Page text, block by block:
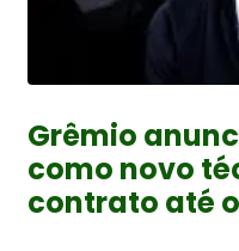
Grêmio
como novo
contrato até